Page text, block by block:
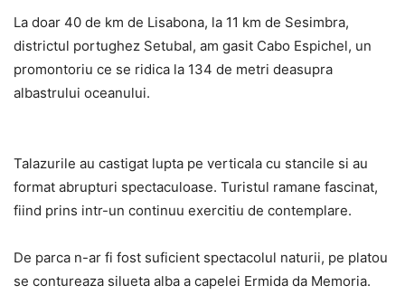
La doar 40 de km de Lisabona, la 11 km de Sesimbra,
districtul portughez Setubal, am gasit Cabo Espichel, un
promontoriu ce se ridica la 134 de metri deasupra
albastrului oceanului.
Talazurile au castigat lupta pe verticala cu stancile si au
format abrupturi spectaculoase. Turistul ramane fascinat,
fiind prins intr-un continuu exercitiu de contemplare.
De parca n-ar fi fost suficient spectacolul naturii, pe platou
se contureaza silueta alba a capelei Ermida da Memoria.